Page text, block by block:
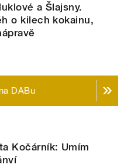
a Šlajsny.
o kilech kokainu,
DABu
Kočárník: Umím